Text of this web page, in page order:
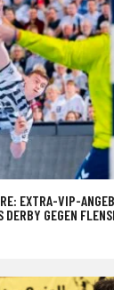
EXTRA-VIP-
DERBY GEGEN